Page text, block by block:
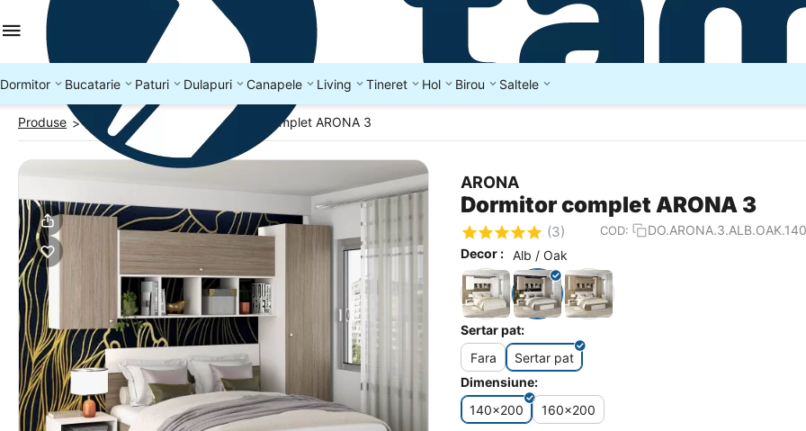
Dormitor Bucatarie Paturi Dulapuri Canapele Living Tineret Hol Birou Saltele
Produse > Dormitoare ieftine Dormitor complet ARONA 3
ARONA
Dormitor complet ARONA 3
(3) COD:
Decor : Alb / Oak
Sertar pat:
Fara
Sertar pat
Dimensiune:
140x200
160x200